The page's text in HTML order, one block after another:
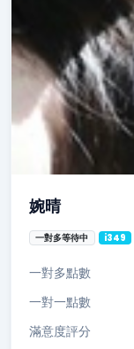
婉晴
一對多等待中 i349
一對多點數
一對一點數
滿意度評分